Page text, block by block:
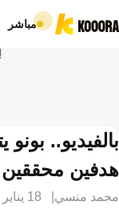
مباشر
بالفيديو..
هدفين محققين
محمد منسي 18 يناير 2026